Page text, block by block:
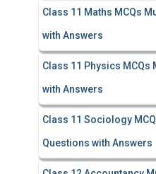
Class 11 Maths MCQs
with Answers
Class 11 Physics
with Answers
Class 11 Sociology
Questions with Answers